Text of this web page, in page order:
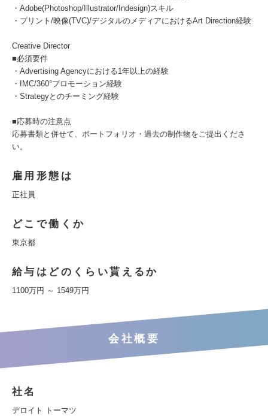
・Adobe(Photoshop/Illustrator/Indesign)スキル
・プリント/映像(TVC)/デジタルのメディアにおけるArt Direction経験
Creative Director
■必須要件
・Advertising Agencyにおける1年以上の経験
・IMC/360°プロモーション経験
・Strategyとのチーミング経験
■応募時の注意点
応募書類と併せて、ポートフォリオ・過去の制作物をご提出くださ
い。
雇用形態は
正社員
どこで働くか
東京都
給与はどのくらい貰えるか
1100万円 ～ 1549万円
会社概要
社名
デロイト トーマツ